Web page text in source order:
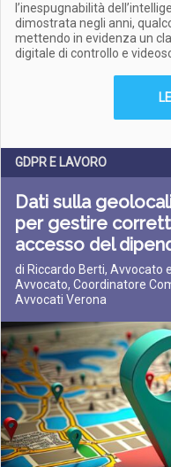
l’inespugnabilità
dimostrata negli anni,
mettendo in evidenza un
digitale di controllo e
GDPR E LAVORO
Dati sulla
per gestire
accesso del
di Riccardo Berti, Avvocato
Avvocato, Coordinatore
Avvocati Verona